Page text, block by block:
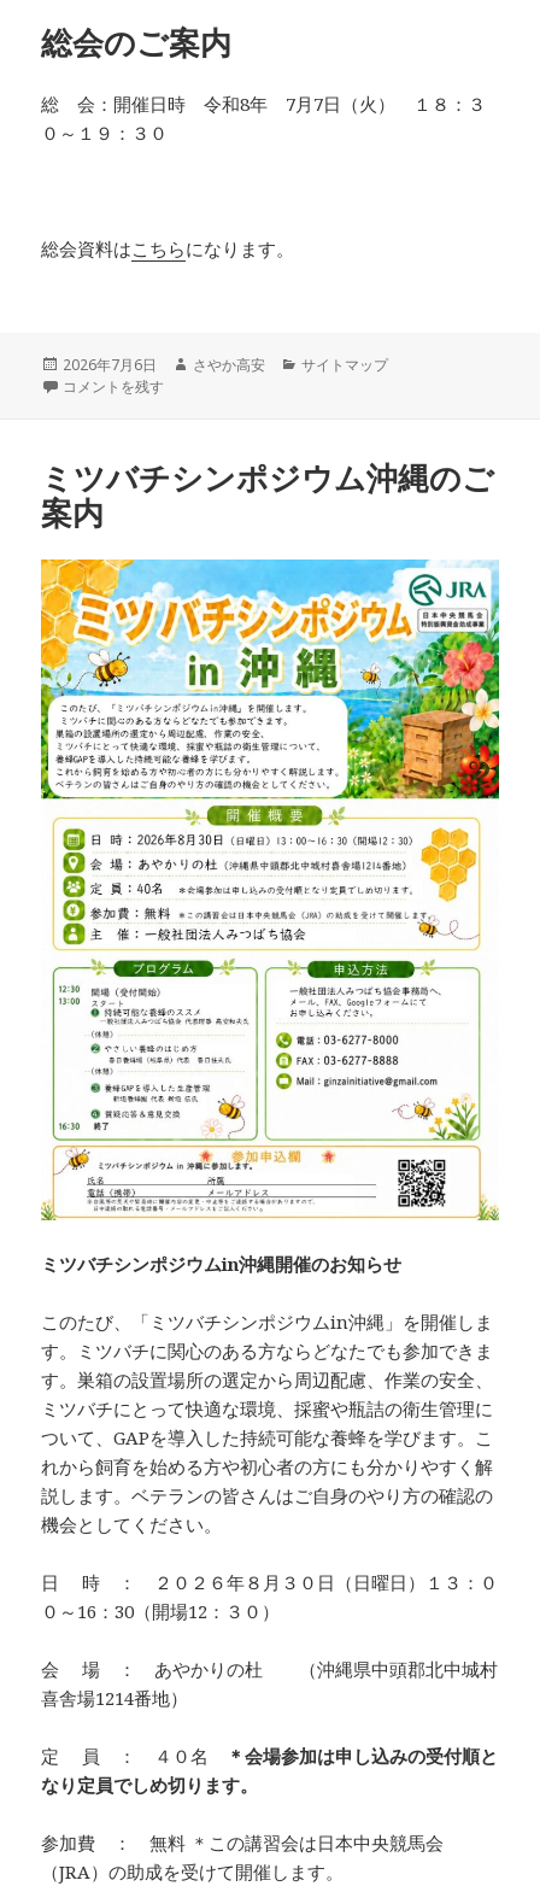
総会のご案内
総 会：開催日時 令和8年 7月7日（火） １８：３
０～１９：３０
総会資料はこちらになります。
投
稿
2026年7月6日
作
さやか高安
カ
サイトマップ
総会のご案内 に
コメントを残す
ミツバチシンポジウム沖縄のご
案内
ミツバチシンポジウムin沖縄開催のお知らせ
このたび、「ミツバチシンポジウムin沖縄」を開催しま
す。ミツバチに関心のある方ならどなたでも参加できま
す。巣箱の設置場所の選定から周辺配慮、作業の安全、
ミツバチにとって快適な環境、採蜜や瓶詰の衛生管理に
ついて、GAPを導入した持続可能な養蜂を学びます。こ
れから飼育を始める方や初心者の方にも分かりやすく解
説します。ベテランの皆さんはご自身のやり方の確認の
機会としてください。
日 時 ： ２０２６年８月３０日（日曜日）１３：０
０～16：30（開場12：３０）
会 場 ： あやかりの杜 （沖縄県中頭郡北中城村
喜舎場1214番地）
定 員 ： ４０名
＊会場参加は申し込みの受付順と
なり定員でしめ切ります。
参加費 ： 無料 ＊この講習会は日本中央競馬会
（JRA）の助成を受けて開催します。